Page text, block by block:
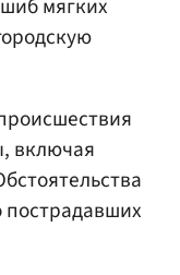
включая